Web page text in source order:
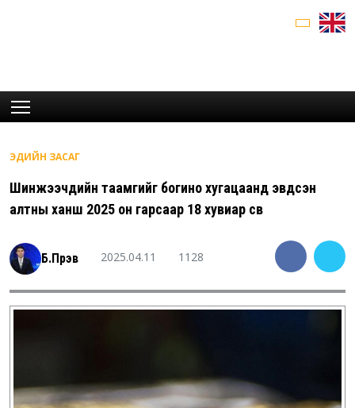
ЭДИЙН ЗАСАГ
Шинжээчдийн таамгийг богино хугацаанд эвдсэн
алтны ханш 2025 он гарсаар 18 хувиар өсөв
Б.Пүрэв 2025.04.11 1128